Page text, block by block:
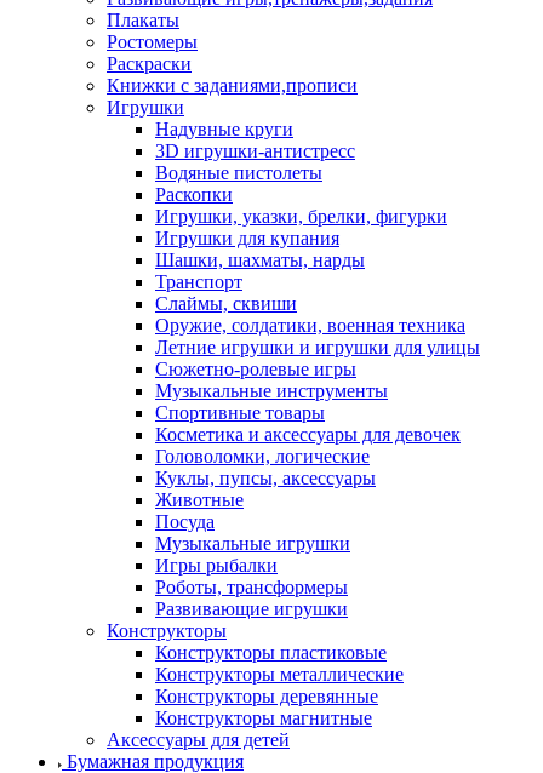
Плакаты
Ростомеры
Раскраски
Книжки с заданиями,прописи
Игрушки
Надувные круги
3D игрушки-антистресс
Водяные пистолеты
Раскопки
Игрушки, указки, брелки, фигурки
Игрушки для купания
Шашки, шахматы, нарды
Транспорт
Слаймы, сквиши
Оружие, солдатики, военная техника
Летние игрушки и игрушки для улицы
Сюжетно-ролевые игры
Музыкальные инструменты
Спортивные товары
Косметика и аксессуары для девочек
Головоломки, логические
Куклы, пупсы, аксессуары
Животные
Посуда
Музыкальные игрушки
Игры рыбалки
Роботы, трансформеры
Развивающие игрушки
Конструкторы
Конструкторы пластиковые
Конструкторы металлические
Конструкторы деревянные
Конструкторы магнитные
Аксессуары для детей
Бумажная продукция